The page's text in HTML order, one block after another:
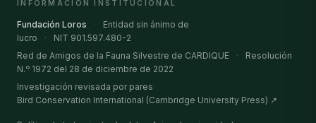
INFORMACIÓN INSTITUCIONAL
Fundación Loros ·
Entidad sin ánimo de
lucro
·
NIT 901.597.480-2
Red de Amigos de la Fauna Silvestre de CARDIQUE
·
Resolución
N.º 1972 del 28 de diciembre de 2022
Investigación revisada por pares·
Bird Conservation International (Cambridge University Press) ↗